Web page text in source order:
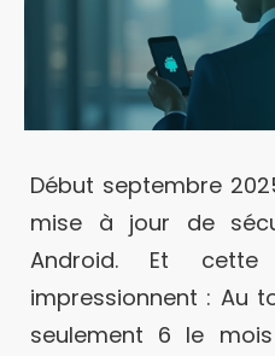
Début septembre
mise à jour de
Android. Et
impressionnent : Au
seulement 6 le